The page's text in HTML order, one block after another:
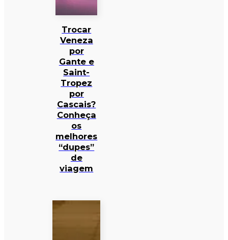
Trocar
Veneza
por
Gante e
Saint-
Tropez
por
Cascais?
Conheça
os
melhores
“dupes”
de
viagem